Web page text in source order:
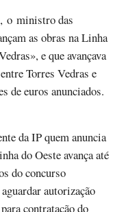
o ministro das
as obras na Linha
e que avançava
Torres Vedras e
de euros anunciados.
da IP quem anuncia
do Oeste avança até
do concurso
autorização
contratação do